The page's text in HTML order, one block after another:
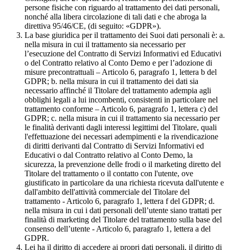
persone fisiche con riguardo al trattamento dei dati personali,
nonché alla libera circolazione di tali dati e che abroga la
direttiva 95/46/CE, (di seguito: «GDPR»).
La base giuridica per il trattamento dei Suoi dati personali è: a.
nella misura in cui il trattamento sia necessario per
l’esecuzione del Contratto di Servizi Informativi ed Educativi
o del Contratto relativo al Conto Demo e per l’adozione di
misure precontrattuali – Articolo 6, paragrafo 1, lettera b del
GDPR; b. nella misura in cui il trattamento dei dati sia
necessario affinché il Titolare del trattamento adempia agli
obblighi legali a lui incombenti, consistenti in particolare nel
trattamento conforme – Articolo 6, paragrafo 1, lettera c) del
GDPR; c. nella misura in cui il trattamento sia necessario per
le finalità derivanti dagli interessi legittimi del Titolare, quali
l'effettuazione dei necessari adempimenti e la rivendicazione
di diritti derivanti dal Contratto di Servizi Informativi ed
Educativi o dal Contratto relativo al Conto Demo, la
sicurezza, la prevenzione delle frodi o il marketing diretto del
Titolare del trattamento o il contatto con l'utente, ove
giustificato in particolare da una richiesta ricevuta dall'utente e
dall'ambito dell'attività commerciale del Titolare del
trattamento - Articolo 6, paragrafo 1, lettera f del GDPR; d.
nella misura in cui i dati personali dell’utente siano trattati per
finalità di marketing del Titolare del trattamento sulla base del
consenso dell’utente - Articolo 6, paragrafo 1, lettera a del
GDPR.
Lei ha il diritto di accedere ai propri dati personali, il diritto di